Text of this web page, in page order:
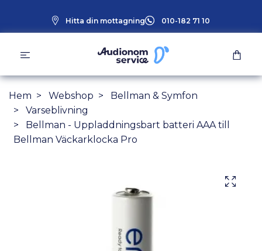
Hitta din mottagning 010-182 71 10
Hem Webshop
Bellman & Symfon
Varseblivning
Bellman - Uppladdningsbart batteri AAA till
Bellman Väckarklocka Pro